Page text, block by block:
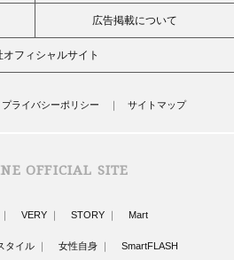
広告掲載について
オフィシャルサイト
プライバシーポリシー サイトマップ
OFFICIAL SITE
VERY STORY Mart
タイル 女性自身 SmartFLASH